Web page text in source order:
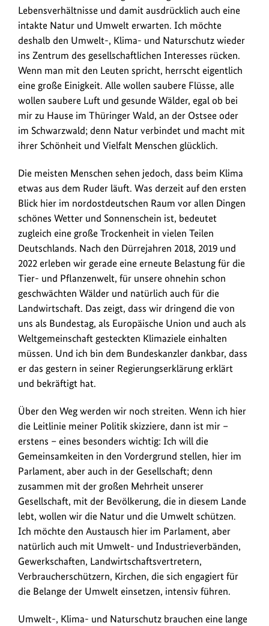
Lebensverhältnisse und damit ausdrücklich auch eine
intakte Natur und Umwelt erwarten. Ich möchte
deshalb den Umwelt-, Klima- und Naturschutz wieder
ins Zentrum des gesellschaftlichen Interesses rücken.
Wenn man mit den Leuten spricht, herrscht eigentlich
eine große Einigkeit. Alle wollen saubere Flüsse, alle
wollen saubere Luft und gesunde Wälder, egal ob bei
mir zu Hause im Thüringer Wald, an der Ostsee oder
im Schwarzwald; denn Natur verbindet und macht mit
ihrer Schönheit und Vielfalt Menschen glücklich.
Die meisten Menschen sehen jedoch, dass beim Klima
etwas aus dem Ruder läuft. Was derzeit auf den ersten
Blick hier im nordostdeutschen Raum vor allen Dingen
schönes Wetter und Sonnenschein ist, bedeutet
zugleich eine große Trockenheit in vielen Teilen
Deutschlands. Nach den Dürrejahren 2018, 2019 und
2022 erleben wir gerade eine erneute Belastung für die
Tier- und Pflanzenwelt, für unsere ohnehin schon
geschwächten Wälder und natürlich auch für die
Landwirtschaft. Das zeigt, dass wir dringend die von
uns als Bundestag, als Europäische Union und auch als
Weltgemeinschaft gesteckten Klimaziele einhalten
müssen. Und ich bin dem Bundeskanzler dankbar, dass
er das gestern in seiner Regierungserklärung erklärt
und bekräftigt hat.
Über den Weg werden wir noch streiten. Wenn ich hier
die Leitlinie meiner Politik skizziere, dann ist mir –
erstens – eines besonders wichtig: Ich will die
Gemeinsamkeiten in den Vordergrund stellen, hier im
Parlament, aber auch in der Gesellschaft; denn
zusammen mit der großen Mehrheit unserer
Gesellschaft, mit der Bevölkerung, die in diesem Lande
lebt, wollen wir die Natur und die Umwelt schützen.
Ich möchte den Austausch hier im Parlament, aber
natürlich auch mit Umwelt- und Industrieverbänden,
Gewerkschaften, Landwirtschaftsvertretern,
Verbraucherschützern, Kirchen, die sich engagiert für
die Belange der Umwelt einsetzen, intensiv führen.
Umwelt-, Klima- und Naturschutz brauchen eine lange